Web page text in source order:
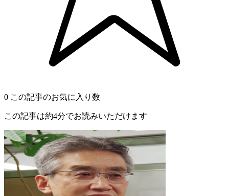
0 この記事のお気に入り数
この記事は約4分でお読みいただけます